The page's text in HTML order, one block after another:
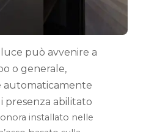
può avvenire a
o generale,
presenza abilitato
installato nelle